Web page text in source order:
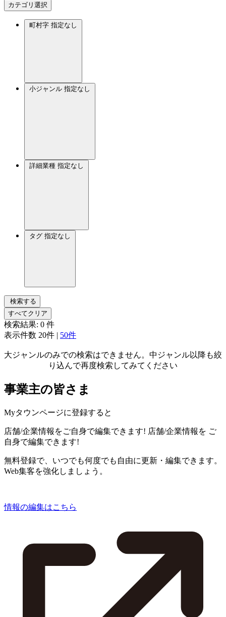
カテゴリ選択
町村字 指定なし
小ジャンル 指定なし
詳細業種 指定なし
タグ 指定なし
検索する
すべてクリア
検索結果: 0 件
表示件数 20件 | 50件
大ジャンルのみでの検索はできません。中ジャンル以降も絞
り込んで再度検索してみてください
事業主の皆さま
Myタウンページに登録すると
店舗/企業情報をご自身で編集できます! 店舗/企業情報を ご
自身で編集できます!
無料登録で、いつでも何度でも自由に更新・編集できます。
Web集客を強化しましょう。
情報の編集はこちら